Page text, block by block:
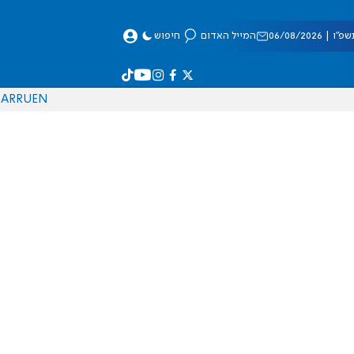
08/2026 המייל האדום חיפוש
EN
RU
AR